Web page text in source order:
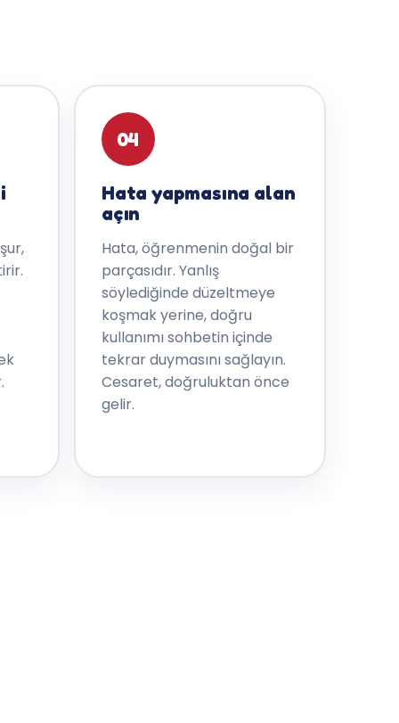
04
Hata yapmasına alan
açın
Hata, öğrenmenin doğal bir
parçasıdır. Yanlış
söylediğinde düzeltmeye
koşmak yerine, doğru
kullanımı sohbetin içinde
tekrar duymasını sağlayın.
Cesaret, doğruluktan önce
gelir.